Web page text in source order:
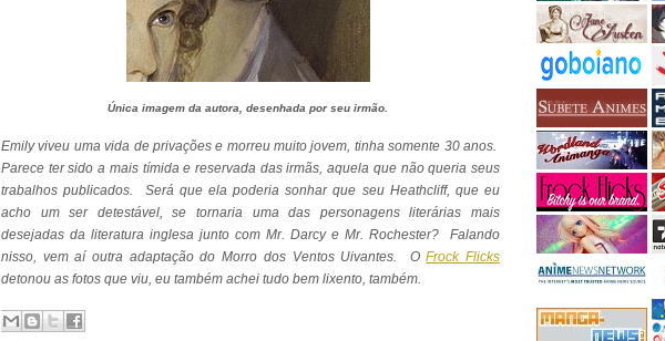
Única imagem da autora, desenhada por seu irmão.
Emily viveu uma vida de privações e morreu muito jovem, tinha somente 30 anos.
Parece ter sido a mais tímida e reservada das irmãs, aquela que não queria seus
trabalhos publicados. Será que ela poderia sonhar que seu Heathcliff, que eu
acho um ser detestável, se tornaria uma das personagens literárias mais
desejadas da literatura inglesa junto com Mr. Darcy e Mr. Rochester? Falando
nisso, vem aí outra adaptação do Morro dos Ventos Uivantes. OFrock Flicks
detonou as fotos que viu, eu também achei tudo bem lixento, também.